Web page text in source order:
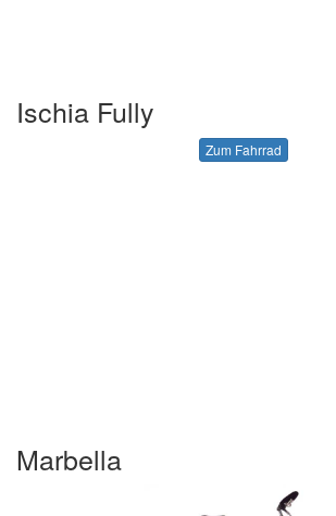
Ischia Fully
Zum Fahrrad
Marbella